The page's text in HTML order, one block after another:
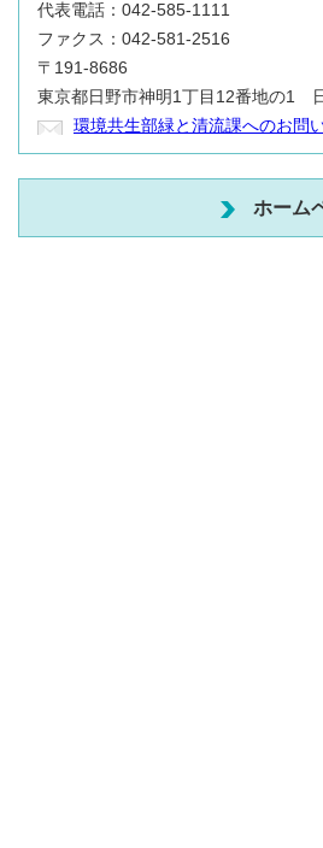
代表電話：042-585-1111
ファクス：042-581-2516
〒191-8686
東京都日野市神明1丁目12番地の1
環境共生部緑と清流課へのお問
ホーム